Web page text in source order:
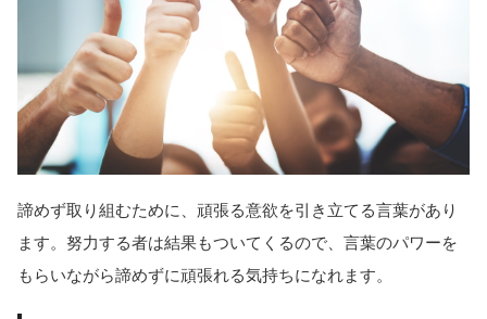
諦めず取り組むために、頑張る意欲を引き立てる言葉があり
ます。努力する者は結果もついてくるので、言葉のパワーを
もらいながら諦めずに頑張れる気持ちになれます。